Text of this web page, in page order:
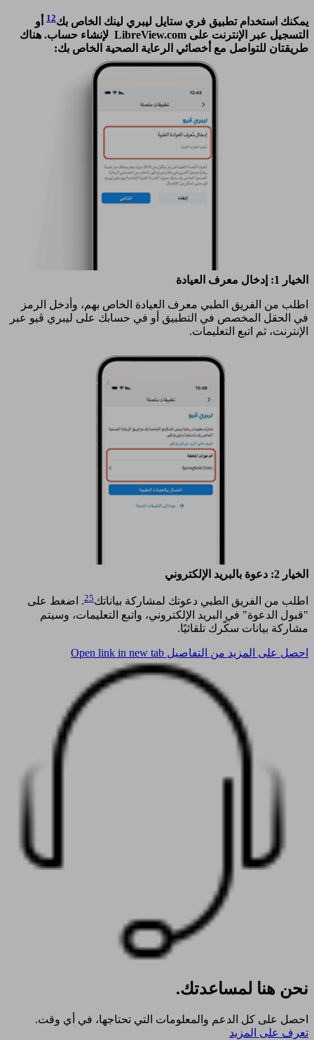
يمكنك استخدام تطبيق فري ستايل ليبري لينك الخاص بك12
أو
التسجيل عبر الإنترنت على LibreView.com لإنشاء حساب. هناك
طريقتان للتواصل مع أخصائي الرعاية الصحية الخاص بك:
الخيار 1: إدخال معرف العيادة
اطلب من الفريق الطبي معرف العيادة الخاص بهم، وأدخل الرمز
في الحقل المخصص في التطبيق أو في حسابك على ليبري ڤيو عبر
الإنترنت، ثم اتبع التعليمات. ​
الخيار 2: دعوة بالبريد الإلكتروني ​
اطلب من الفريق الطبي دعوتك لمشاركة بياناتك25. اضغط على
"قبول الدعوة" في البريد الإلكتروني، واتبع التعليمات، وسيتم
مشاركة بيانات سكّرك تلقائيًا. ​
احصل على المزيد من التفاصيل Open link in new tab
نحن هنا لمساعدتك.
احصل على كل الدعم والمعلومات التي تحتاجها، في أي وقت.​
تعرف على المزيد